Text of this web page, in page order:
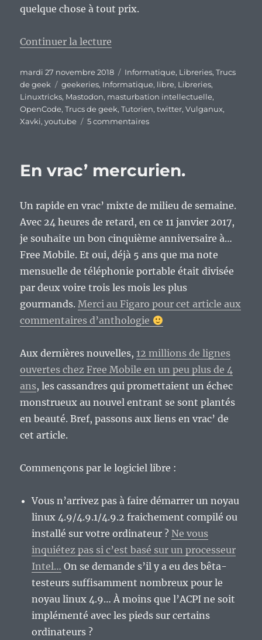
quelque chose à tout prix.
Continuer la lecture
Publié
le
mardi 27 novembre 2018 Catégories
Informatique, Libreries,Trucs
de geek
Étiquettes
geekeries, Informatique, libre, Libreries,
Linuxtricks, Mastodon, masturbation intellectuelle,
OpenCode,Trucs de geek,Tutorien,twitter,Vulganux,
Xavki,youtube 5 commentairessur
de
tour
de
?
En vrac’ mercurien.
Un rapide en vrac’ mixte de milieu de semaine.
Avec 24 heures de retard, en ce 11 janvier 2017,
je souhaite un bon cinquième anniversaire à…
Free Mobile. Et oui, déjà 5 ans que ma note
mensuelle de téléphonie portable était divisée
par deux voire trois les mois les plus
gourmands.Merci au Figaro pour cet article aux
commentaires d’anthologie
Aux dernières nouvelles,12 millions de lignes
ouvertes chez Free Mobile en un peu plus de 4
ans, les cassandres qui promettaient un échec
monstrueux au nouvel entrant se sont plantés
en beauté. Bref, passons aux liens en vrac’ de
cet article.
Commençons par le logiciel libre :
Vous n’arrivez pas à faire démarrer un noyau
linux 4.9/4.9.1/4.9.2 fraichement compilé ou
installé sur votre ordinateur ? Ne vous
inquiétez pas si c’est basé sur un processeur
Intel… On se demande s’il y a eu des bêta-
testeurs suffisamment nombreux pour le
noyau linux 4.9… À moins que l’ACPI ne soit
implémenté avec les pieds sur certains
ordinateurs ?